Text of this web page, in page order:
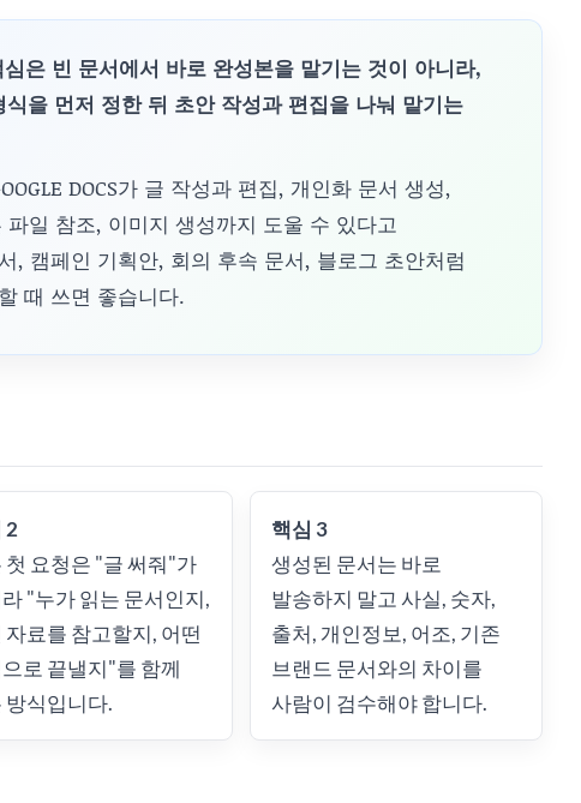
심은 빈 문서에서 바로 완성본을 맡기는 것이 아니라,
을 먼저 정한 뒤 초안 작성과 편집을 나눠 맡기는
DOCS가 글 작성과 편집, 개인화 문서 생성,
파일 참조, 이미지 생성까지 도울 수 있다고
, 캠페인 기획안, 회의 후속 문서, 블로그 초안처럼
때 쓰면 좋습니다.
2
첫 요청은 "글 써줘"가
"누가 읽는 문서인지,
자료를 참고할지, 어떤
로 끝낼지"를 함께
방식입니다.
핵심 3
생성된 문서는 바로
발송하지 말고 사실, 숫자,
출처, 개인정보, 어조, 기존
브랜드 문서와의 차이를
사람이 검수해야 합니다.